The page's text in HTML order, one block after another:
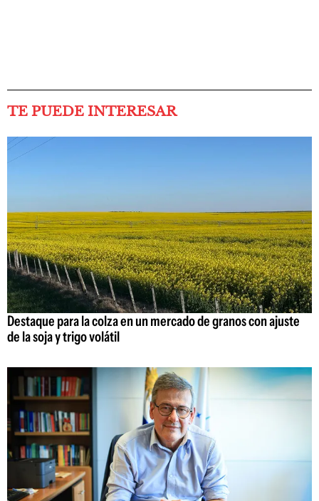
TE PUEDE INTERESAR
Destaque para la colza en un mercado de granos con ajuste
de la soja y trigo volátil